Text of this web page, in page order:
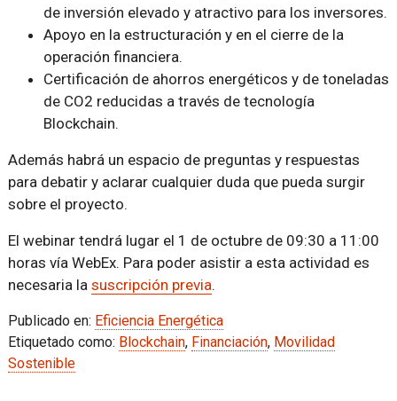
de inversión elevado y atractivo para los inversores.
Apoyo en la estructuración y en el cierre de la
operación financiera.
Certificación de ahorros energéticos y de toneladas
de CO2 reducidas a través de tecnología
Blockchain.
Además habrá un espacio de preguntas y respuestas
para debatir y aclarar cualquier duda que pueda surgir
sobre el proyecto.
El webinar tendrá lugar el 1 de octubre de 09:30 a 11:00
horas vía WebEx. Para poder asistir a esta actividad es
necesaria la suscripción previa.
Publicado en: Eficiencia Energética
Etiquetado como: Blockchain, Financiación, Movilidad
Sostenible